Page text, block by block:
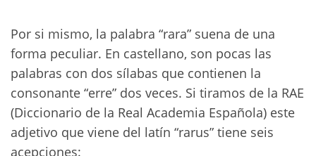
Por si mismo, la palabra “rara” suena de una
forma peculiar. En castellano, son pocas las
palabras con dos sílabas que contienen la
consonante “erre” dos veces. Si tiramos de la RAE
(Diccionario de la Real Academia Española) este
adjetivo que viene del latín “rarus” tiene seis
acepciones: